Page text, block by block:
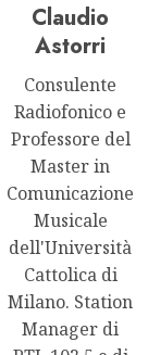
Claudio
Astorri
Consulente
Radiofonico e
Professore del
Master in
Comunicazione
Musicale
dell'Università
Cattolica di
Milano. Station
Manager di